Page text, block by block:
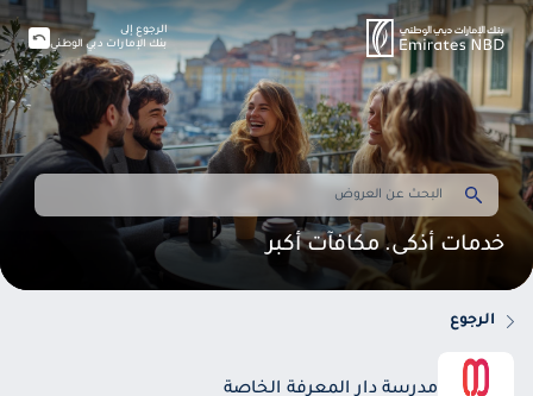
خدمات أذكى. مكافآت أكبر
الرجوع إلى
بنك الإمارات دبي الوطني
الرجوع
مدرسة دار المعرفة الخاصة